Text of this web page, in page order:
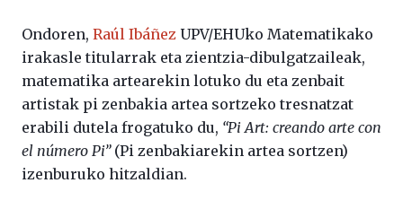
Ondoren, Raúl Ibáñez UPV/EHUko Matematikako
irakasle titularrak eta zientzia-dibulgatzaileak,
matematika artearekin lotuko du eta zenbait
artistak pi zenbakia artea sortzeko tresnatzat
erabili dutela frogatuko du, “Pi Art: creando arte con
el número Pi”(Pi zenbakiarekin artea sortzen)
izenburuko hitzaldian.